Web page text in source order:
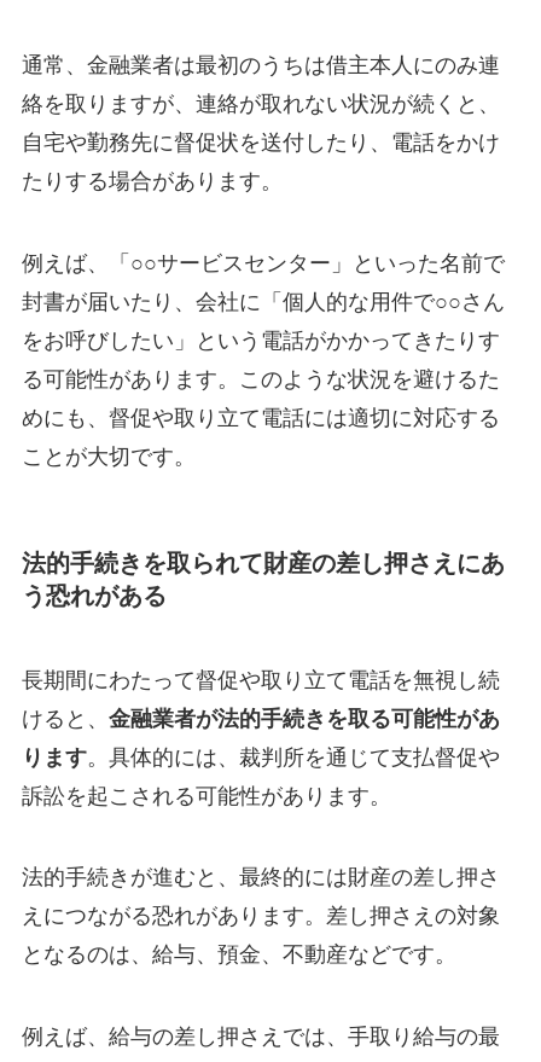
通常、金融業者は最初のうちは借主本人にのみ連
絡を取りますが、連絡が取れない状況が続くと、
自宅や勤務先に督促状を送付したり、電話をかけ
たりする場合があります。
例えば、「○○サービスセンター」といった名前で
封書が届いたり、会社に「個人的な用件で○○さん
をお呼びしたい」という電話がかかってきたりす
る可能性があります。このような状況を避けるた
めにも、督促や取り立て電話には適切に対応する
ことが大切です。
法的手続きを取られて財産の差し押さえにあ
う恐れがある
長期間にわたって督促や取り立て電話を無視し続
けると、 金融業者が法的手続きを取る可能性があ
ります。具体的には、裁判所を通じて支払督促や
訴訟を起こされる可能性があります。
法的手続きが進むと、最終的には財産の差し押さ
えにつながる恐れがあります。差し押さえの対象
となるのは、給与、預金、不動産などです。
例えば、給与の差し押さえでは、手取り給与の最